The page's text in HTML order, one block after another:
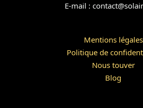
E-mail :
Mentions légales
Politique de
Nous touver
Blog